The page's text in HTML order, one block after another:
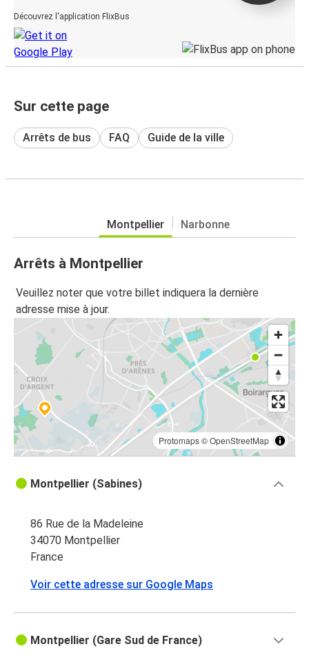
Découvrez l'application FlixBus
Sur cette page
Arrêts de bus FAQ Guide de la ville
Montpellier Narbonne
Arrêts à Montpellier
Veuillez noter que votre billet indiquera la dernière
adresse mise à jour.
Protomaps©OpenStreetMap
Montpellier (Sabines)
86 Rue de la Madeleine
34070 Montpellier
France
Voir cette adresse sur Google Maps
Montpellier (Gare Sud de France)